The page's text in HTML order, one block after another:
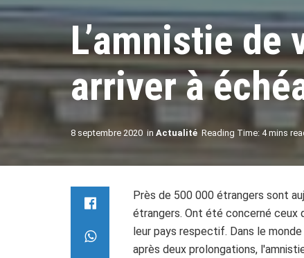
L’amnistie
arriver à
8 septembre 2020 in Actualité Reading Time: 4 mins
Près de 500 000 étrangers sont
étrangers. Ont été concerné ceux
leur pays respectif. Dans le
après deux prolongations,